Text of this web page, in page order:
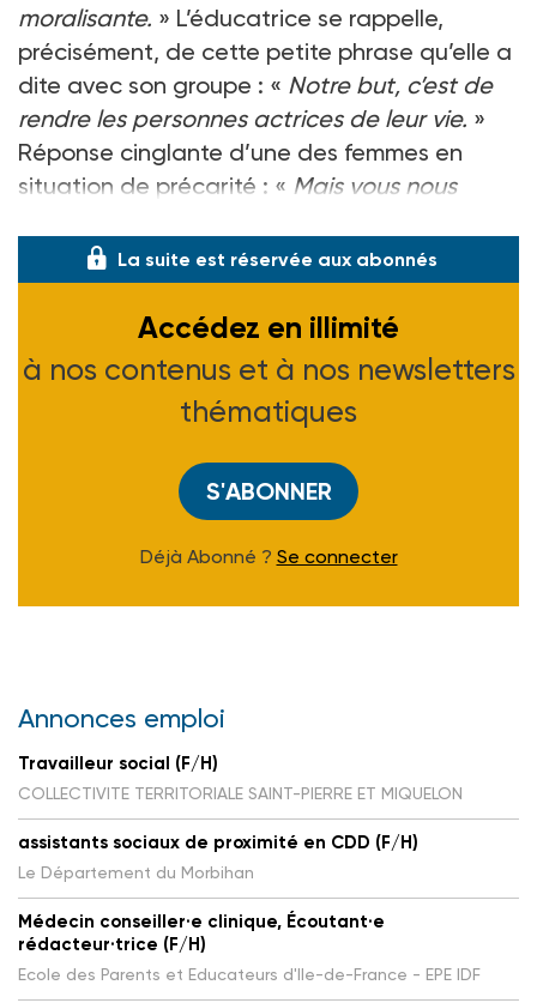
moralisante. » L’éducatrice se rappelle,
précisément, de cette petite phrase qu’elle a
dite avec son groupe : « Notre but, c’est de
rendre les personnes actrices de leur vie. »
Réponse cinglante d’une des femmes en
situation de précarité : « Mais vous nous
La suite est réservée aux abonnés
Accédez en illimité
à nos contenus et à nos newsletters
thématiques
S'ABONNER
Déjà Abonné ? Se connecter
Annonces emploi
Travailleur social (F/H)
COLLECTIVITE TERRITORIALE SAINT-PIERRE ET MIQUELON
assistants sociaux de proximité en CDD (F/H)
Le Département du Morbihan
Médecin conseiller·e clinique, Écoutant·e
rédacteur·trice (F/H)
Ecole des Parents et Educateurs d'Ile-de-France - EPE IDF